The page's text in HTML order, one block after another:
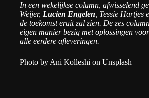
In een wekelijkse column, afwisselend
Weijer, Lucien Engelen , Tessie
de toekomst eruit zal zien. De zes
eigen manier bezig met oplossingen
alle eerdere afleveringen.
Photo by Ani Kolleshi on Unsplash